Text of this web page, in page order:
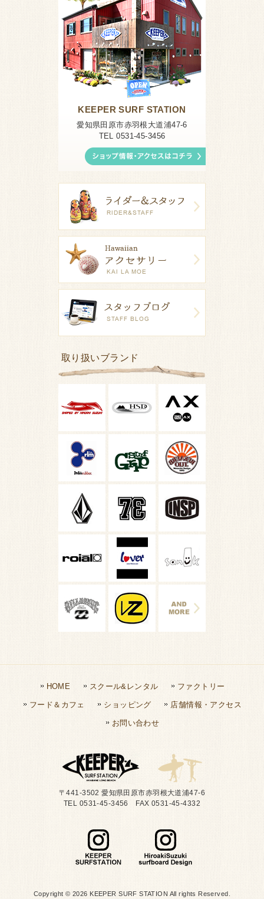
KEEPER SURF STATION
愛知県田原市赤羽根大道浦47-6
TEL 0531-45-3456
取り扱いブランド
HOME スクール&レンタル ファクトリー
フード＆カフェ ショッピング 店舗情報・アクセス
お問い合わせ
〒441-3502 愛知県田原市赤羽根大道浦47-6
TEL 0531-45-3456 FAX 0531-45-4332
Copyright © 2026 KEEPER SURF STATION All rights Reserved.